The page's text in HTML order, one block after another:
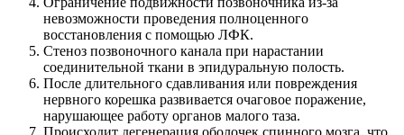
невозможности проведения полноценного
восстановления с помощью ЛФК.
Стеноз позвоночного канала при нарастании
соединительной ткани в эпидуральную полость.
После длительного сдавливания или повреждения
нервного корешка развивается очаговое поражение,
нарушающее работу органов малого таза.
Происходит дегенерация оболочек спинного мозга, что